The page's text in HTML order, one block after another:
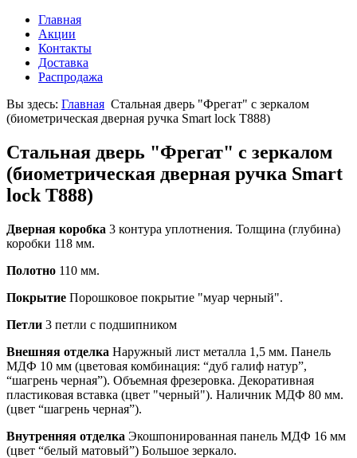
Главная
Акции
Контакты
Доставка
Распродажа
Вы здесь: Главная Стальная дверь "Фрегат" с зеркалом
(биометрическая дверная ручка Smart lock T888)
Стальная дверь "Фрегат" с зеркалом
(биометрическая дверная ручка Smart
lock T888)
Дверная коробка 3 контура уплотнения. Толщина (глубина)
коробки 118 мм.
Полотно 110 мм.
Покрытие Порошковое покрытие "муар черный".
Петли 3 петли с подшипником
Внешняя отделка Наружный лист металла 1,5 мм. Панель
МДФ 10 мм (цветовая комбинация: “дуб галиф натур”,
“шагрень черная”). Объемная фрезеровка. Декоративная
пластиковая вставка (цвет "черный"). Наличник МДФ 80 мм.
(цвет “шагрень черная”).
Внутренняя отделка Экошпонированная панель МДФ 16 мм
(цвет “белый матовый”) Большое зеркало.